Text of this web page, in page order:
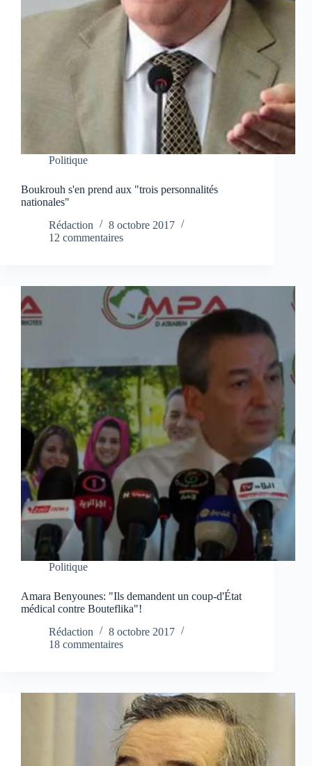
Politique
Boukrouh s'en prend aux "trois personnalités
nationales"
Rédaction
8 octobre 2017
12 commentaires
Politique
Amara Benyounes: "Ils demandent un coup-d'État
médical contre Bouteflika"!
Rédaction
8 octobre 2017
18 commentaires